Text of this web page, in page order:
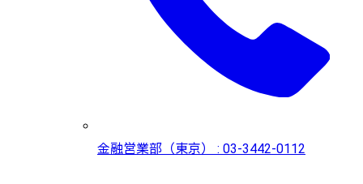
金融営業部（東京） : 03-3442-0112